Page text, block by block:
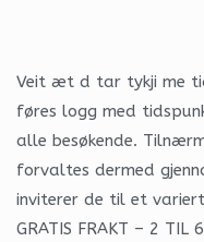
Veit æt d tar tykji me
føres logg med
alle besøkende.
forvaltes dermed
inviterer de til et
GRATIS FRAKT – 2 TIL